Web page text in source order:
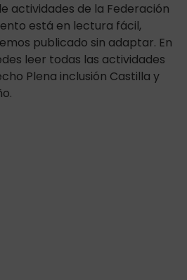
actividades de la Federación
está en lectura fácil,
publicado sin adaptar. En
leer todas las actividades
Plena inclusión Castilla y